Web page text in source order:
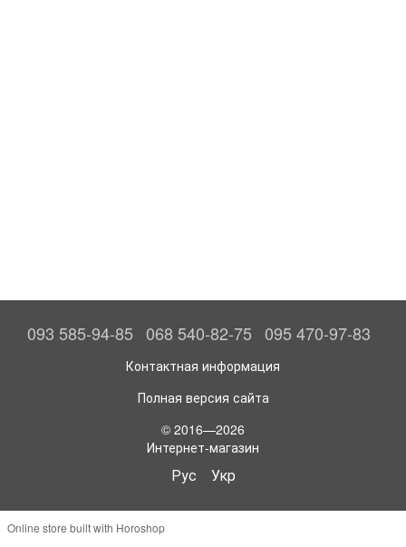
093 585-94-85 068 540-82-75 095 470-97-83
Контактная информация
Полная версия сайта
© 2016—2026
Интернет-магазин
Рус Укр
Online store built with Horoshop